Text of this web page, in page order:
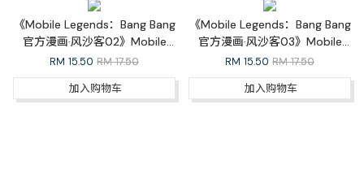
《Mobile Legends：Bang Bang
官方漫画·风沙客02》Mobile
Legends: Bang Bang Official
Comic Outlaw 02
RM 15.50 RM 17.50
加入购物车
《Mobile Legends：Bang Bang
官方漫画·风沙客03》Mobile
Legends: Bang Bang Official
Comic Outlaw 03
RM 15.50 RM 17.50
加入购物车